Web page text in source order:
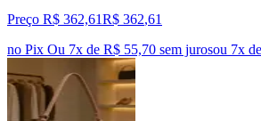
Preço R$ 362,61R$ 362,61
no Pix Ou 7x de R$ 55,70 sem jurosou 7x de